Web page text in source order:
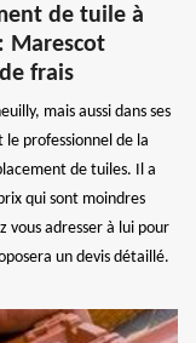
de tuile à
Marescot
frais
mais aussi dans ses
professionnel de la
de tuiles. Il a
qui sont moindres
vous adresser à lui pour
un devis détaillé.